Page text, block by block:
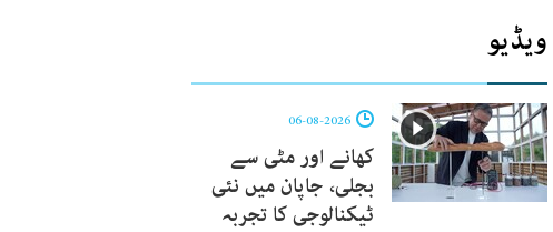
ویڈیو
کھانے اور مٹی سے
بجلی، جاپان میں نئی
ٹیکنالوجی کا تجربہ